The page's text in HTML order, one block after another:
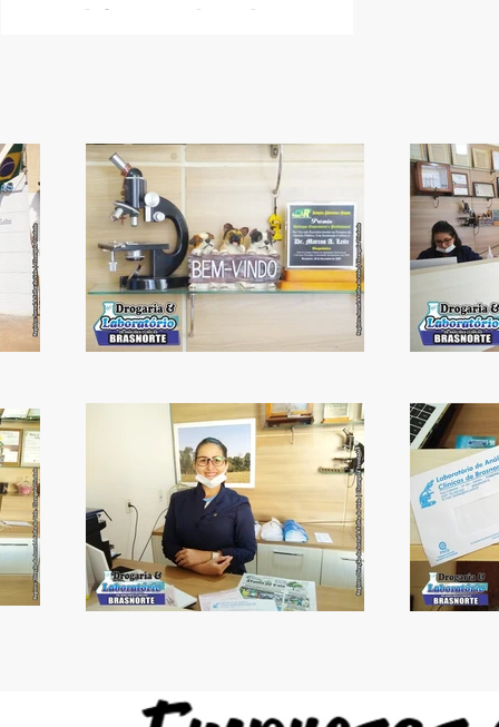
Nas edificações de cada
algo em comum: ‘Se...